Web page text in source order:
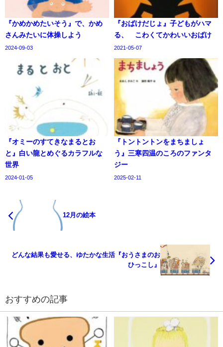
『かめかめたいそう』で、かめ
さんみたいに体操しよう
2024-09-03
『おばけだじょ』子どもがハマ
る、 こわくてかわいいおばけ
2021-05-07
『オミーのすてきなまるとお
と』白い龍とめぐるカラフルな
世界
2024-01-05
『トントントンをまちましょ
う』三寒四温のころのファンタ
ジー
2025-02-11
12月の絵本
どんな結果も愛せる、ゆたかな生活『おうさまのお
ひっこし』
おすすめの記事